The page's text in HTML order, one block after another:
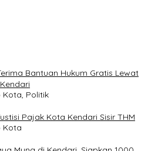
Bantuan Hukum Gratis Lewat
Kota, Politik
Pajak Kota Kendari Sisir THM
Kota